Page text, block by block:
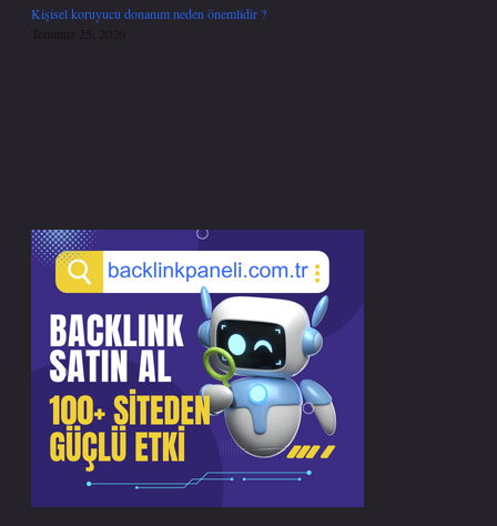
Kişisel koruyucu donanım neden önemlidir ?
Temmuz 25, 2026